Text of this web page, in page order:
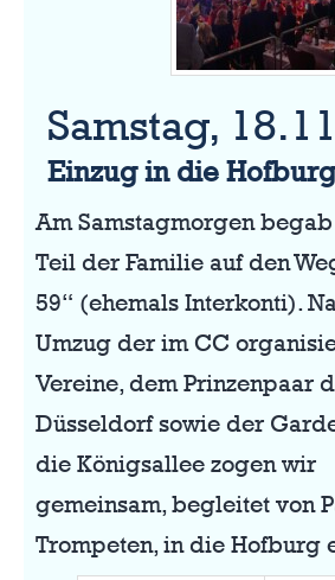
Samstag,
Einzug in die Hofburg
Am Samstagmorgen
Teil der Familie auf den
59“ (ehemals Interkonti).
Umzug der im CC
Vereine, dem Prinzenpaar
Düsseldorf sowie der
die Königsallee zogen wir
gemeinsam, begleitet von
Trompeten, in die Hofburg